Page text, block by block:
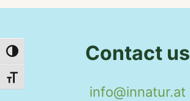
Toggle High Contrast
Toggle Font size
Contact us
info@innatur.at